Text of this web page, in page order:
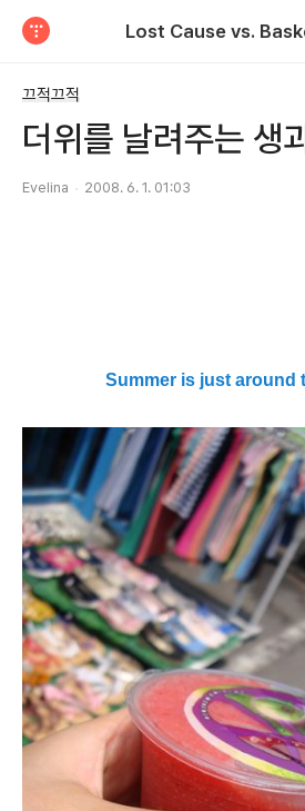
Lost Cause vs.
끄적끄적
더위를 날려주는 생
Evelina 2008. 6. 1. 01:03
Summer is just around